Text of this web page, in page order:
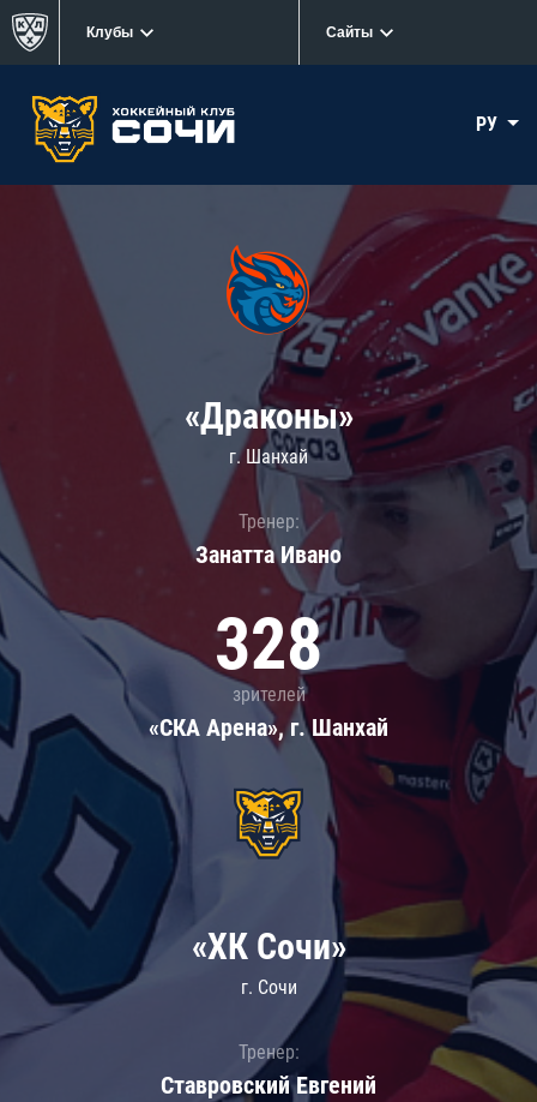
Клубы Сайты
РУ
«Драконы»
г. Шанхай
Тренер:
Занатта Иванo
328
зрителей
«СКА Арена», г. Шанхай
«ХК Сочи»
г. Сочи
Тренер:
Ставровский Евгений